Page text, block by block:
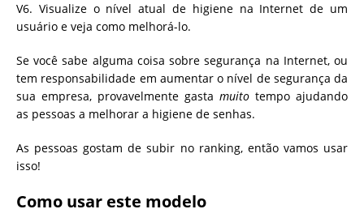
V6. Visualize o nível atual de higiene na Internet de um
usuário e veja como melhorá-lo.
Se você sabe alguma coisa sobre segurança na Internet, ou
tem responsabilidade em aumentar o nível de segurança da
sua empresa, provavelmente gasta muito tempo ajudando
as pessoas a melhorar a higiene de senhas.
As pessoas gostam de subir no ranking, então vamos usar
isso!
Como usar este modelo